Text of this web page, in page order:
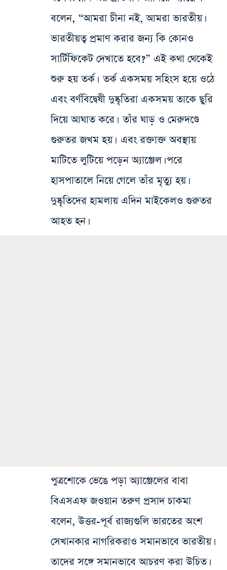
বলেন, “আমরা চীনা নই, আমরা ভারতীয়।
ভারতীয়ত্ব প্রমাণ করার জন্য কি কোনও
সার্টিফিকেট দেখাতে হবে?” এই কথা থেকেই
শুরু হয় তর্ক। তর্ক একসময় সহিংস হয়ে ওঠে
এবং বর্ণবিদ্বেষী দুষ্কৃতিরা একসময় তাকে ছুরি
দিয়ে আঘাত করে। তাঁর ঘাড় ও মেরুদণ্ডে
গুরুতর জখম হয়। এবং রক্তাক্ত অবস্থায়
মাটিতে লুটিয়ে পড়েন অ্যাঞ্জেল। পরে
হাসপাতালে নিয়ে গেলে তাঁর মৃত্যু হয়।
দুষ্কৃতিদের হামলায় এদিন মাইকেলও গুরুতর
আহত হন।
পুত্রশোকে ভেঙে পড়া অ্যাঞ্জেলের বাবা
বিএসএফ জওয়ান তরুণ প্রসাদ চাকমা
বলেন, উত্তর-পূর্ব রাজ্যগুলি ভারতের অংশ
সেখানকার নাগরিকরাও সমানভাবে ভারতীয়।
তাদের সঙ্গে সমানভাবে আচরণ করা উচিত।